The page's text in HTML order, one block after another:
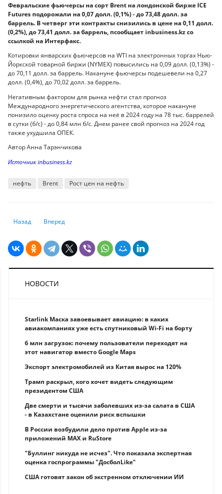
Февральские фьючерсы на сорт Brent на лондонской бирже ICE
Futures подорожали на 0,07 долл. (0,1%) - до 73,48 долл. за
баррель. В четверг эти контракты снизились в цене на 0,11 долл.
(0,2%), до 73,41 долл. за баррель, псообщает inbusiness.kz со
ссылкой на Интерфакс.
Котировки январских фьючерсов на WTI на электронных торгах Нью-
Йоркской товарной биржи (NYMEX) повысились на 0,09 долл. (0,13%) -
до 70,11 долл. за баррель. Накануне фьючерсы подешевели на 0,27
долл. (0,4%), до 70,02 долл. за баррель.
Негативным фактором для рынка нефти стал прогноз
Международного энергетического агентства, которое накануне
понизило оценку роста спроса на неё в 2024 году на 78 тыс. баррелей
в сутки (б/с) - до 0,84 млн б/с. Днем ранее свой прогноз на 2024 год
также ухудшила ОПЕК.
Автор Анна Тарэнчикова
Источник inbusiness.kz
нефть Brent Рост цен на нефть
Предыдущий: Мировые рынки дрейфуют в ожидании декабрьского
Назад Следующий: Кийосаки рассказал, что делать, «когда
Вперед
НОВОСТИ
Starlink Маска завоевывает авиацию: в каких
авиакомпаниях уже есть спутниковый Wi-Fi на борту
6 млн загрузок: почему пользователи переходят на
этот навигатор вместо Google Maps
Экспорт электромобилей из Китая вырос на 120%
Трамп раскрыл, кого хочет видеть следующим
президентом США
Две смерти и тысячи заболевших из-за салата в США
- в Казахстане оценили риск вспышки
В России возбудили дело против Apple из-за
приложений MAX и RuStore
"Буллинг никуда не исчез". Что показала экспертная
оценка госпрограммы "ДосболLike"
США готовят закон об экстренном отключении ИИ